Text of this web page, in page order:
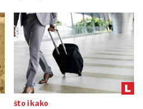
što i kako